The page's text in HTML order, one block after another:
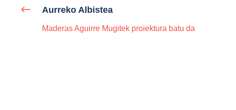
Aurreko Albistea
Maderas Aguirre Mugitek proiektura batu da